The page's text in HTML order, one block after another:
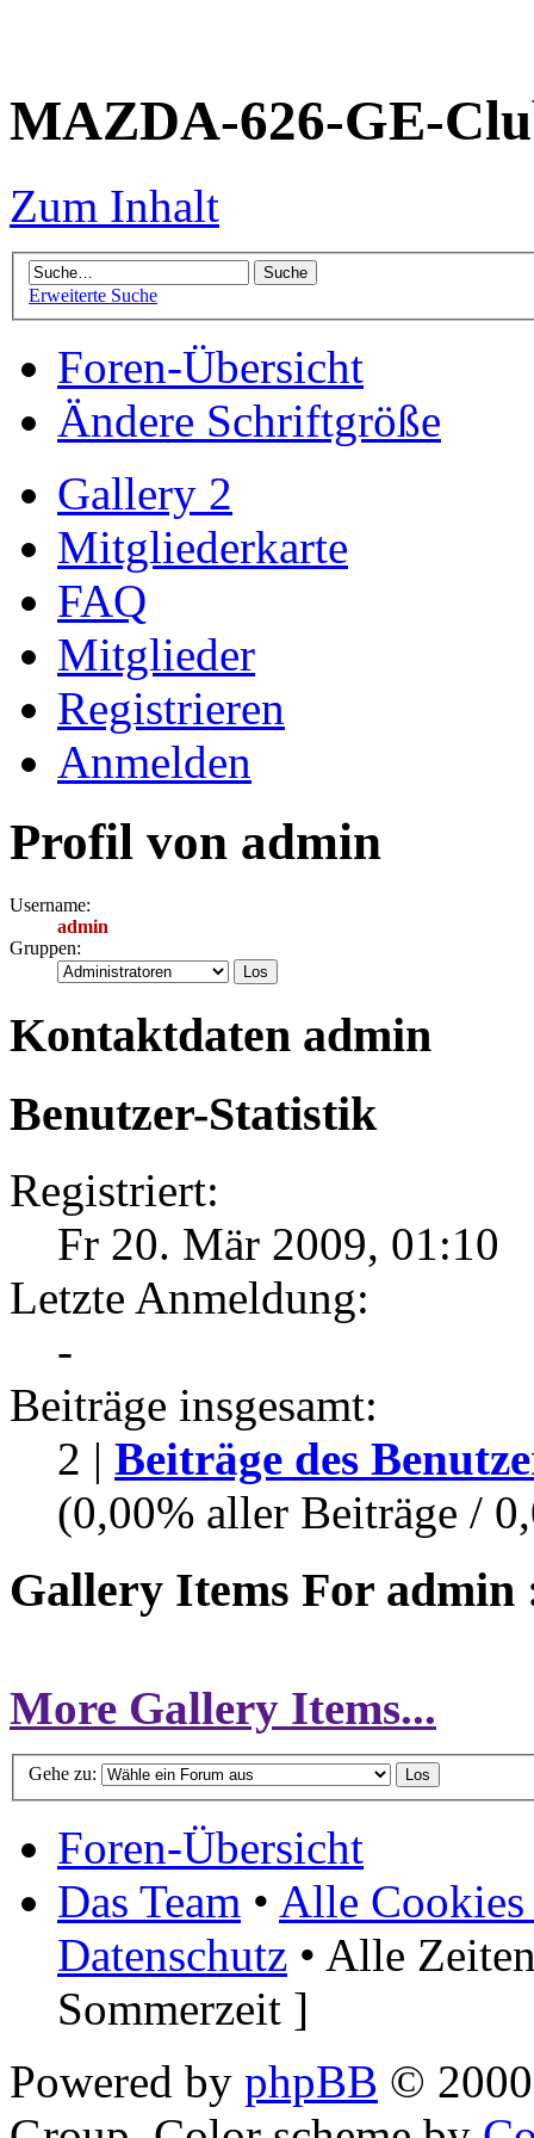
MAZDA-626-GE-
Zum Inhalt
Erweiterte Suche
Foren-Übersicht
Ändere Schriftgröße
Gallery 2
Mitgliederkarte
FAQ
Mitglieder
Registrieren
Anmelden
Profil von admin
Username:
admin
Gruppen:
Kontaktdaten admin
Benutzer-Statistik
Registriert:
Fr 20. Mär 2009, 01:10
Letzte Anmeldung:
-
Beiträge insgesamt:
2 | Beiträge des
(0,00% aller Beiträge /
Gallery Items For admin
More Gallery Items...
Gehe zu:
Foren-Übersicht
Das Team • Alle Cookies
Datenschutz • Alle
Sommerzeit ]
Powered by phpBB ©